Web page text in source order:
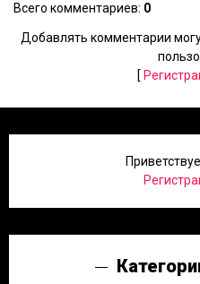
Всего комментариев: 0
Добавлять комментарии
[